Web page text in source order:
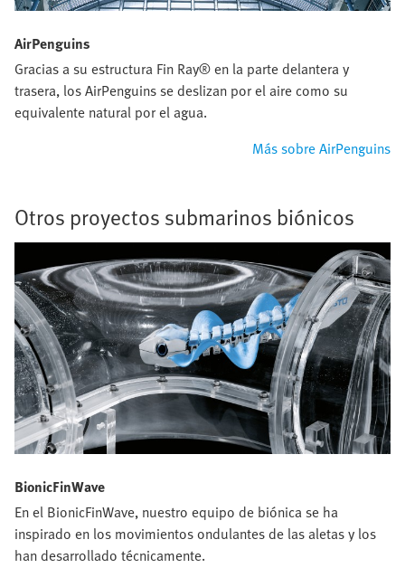
AirPenguins
Gracias a su estructura Fin Ray® en la parte delantera y
trasera, los AirPenguins se deslizan por el aire como su
equivalente natural por el agua.
Más sobre AirPenguins
Otros proyectos submarinos biónicos
BionicFinWave
En el BionicFinWave, nuestro equipo de biónica se ha
inspirado en los movimientos ondulantes de las aletas y los
han desarrollado técnicamente.